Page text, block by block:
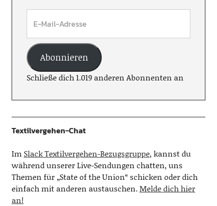
Abonnieren
Schließe dich 1.019 anderen Abonnenten an
Textilvergehen-Chat
Im Slack Textilvergehen-Bezugsgruppe, kannst du
während unserer Live-Sendungen chatten, uns
Themen für „State of the Union“ schicken oder dich
einfach mit anderen austauschen.Melde dich hier
an!